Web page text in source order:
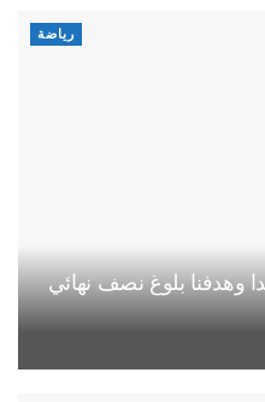
رياضة
وهدفنا بلوغ نصف نهائي